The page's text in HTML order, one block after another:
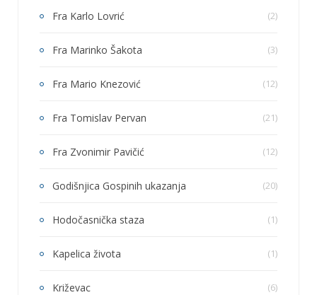
Fra Karlo Lovrić (2)
Fra Marinko Šakota (3)
Fra Mario Knezović (12)
Fra Tomislav Pervan (21)
Fra Zvonimir Pavičić (12)
Godišnjica Gospinih ukazanja (20)
Hodočasnička staza (1)
Kapelica života (1)
Križevac (6)